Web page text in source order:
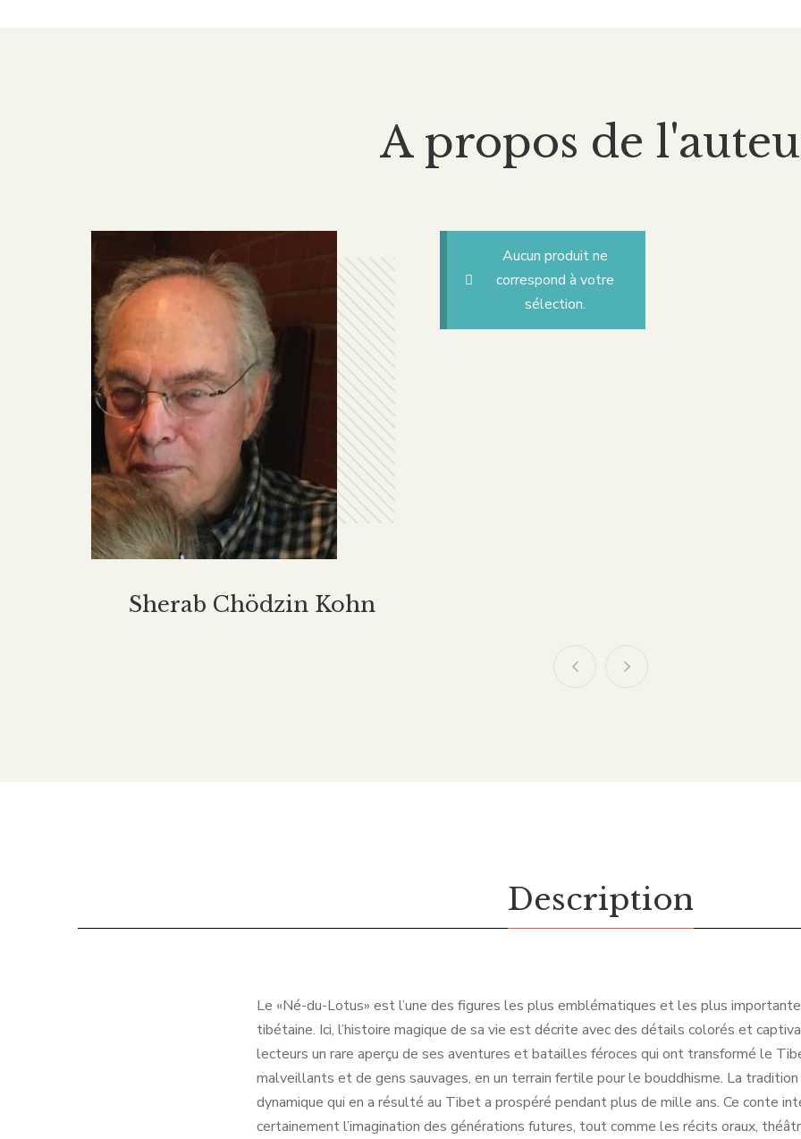
A propos de
Thinley Dorji
Aucun produit ne
correspond à votre
sélection.
Description
Le «Né-du-Lotus» est l’une des figures les plus emblématiques et les plus
tibétaine. Ici, l’histoire magique de sa vie est décrite avec des détails colorés et
lecteurs un rare aperçu de ses aventures et batailles féroces qui ont transformé le
malveillants et de gens sauvages, en un terrain fertile pour le bouddhisme. La
dynamique qui en a résulté au Tibet a prospéré pendant plus de mille ans. Ce conte
certainement l’imagination des générations futures, tout comme les récits oraux,